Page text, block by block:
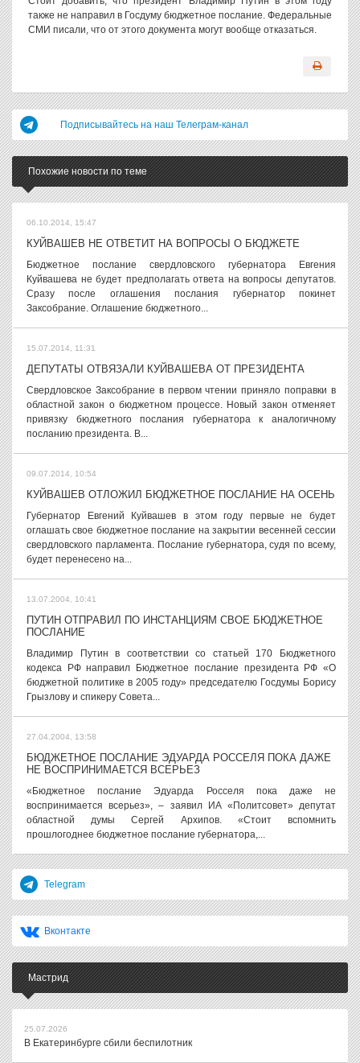
также не направил в Госдуму бюджетное послание. Федеральные
СМИ писали, что от этого документа могут вообще отказаться.
Подписывайтесь на наш Телеграм-канал
Похожие новости по теме
06.10.2014, 15:47
КУЙВАШЕВ НЕ ОТВЕТИТ НА ВОПРОСЫ О БЮДЖЕТЕ
Бюджетное послание свердловского губернатора Евгения
Куйвашева не будет предполагать ответа на вопросы депутатов.
Сразу после оглашения послания губернатор покинет
Заксобрание. Оглашение бюджетного...
15.07.2014, 11:31
ДЕПУТАТЫ ОТВЯЗАЛИ КУЙВАШЕВА ОТ ПРЕЗИДЕНТА
Свердловское Заксобрание в первом чтении приняло поправки в
областной закон о бюджетном процессе. Новый закон отменяет
привязку бюджетного послания губернатора к аналогичному
посланию президента. В...
09.07.2014, 10:54
КУЙВАШЕВ ОТЛОЖИЛ БЮДЖЕТНОЕ ПОСЛАНИЕ НА ОСЕНЬ
Губернатор Евгений Куйвашев в этом году первые не будет
оглашать свое бюджетное послание на закрытии весенней сессии
свердловского парламента. Послание губернатора, судя по всему,
будет перенесено на...
13.07.2004, 10:41
ПУТИН ОТПРАВИЛ ПО ИНСТАНЦИЯМ СВОЕ БЮДЖЕТНОЕ
ПОСЛАНИЕ
Владимир Путин в соответствии со статьей 170 Бюджетного
кодекса РФ направил Бюджетное послание президента РФ «О
бюджетной политике в 2005 году» председателю Госдумы Борису
Грызлову и спикеру Совета...
27.04.2004, 13:58
БЮДЖЕТНОЕ ПОСЛАНИЕ ЭДУАРДА РОССЕЛЯ ПОКА ДАЖЕ
НЕ ВОСПРИНИМАЕТСЯ ВСЕРЬЕЗ
«Бюджетное послание Эдуарда Росселя пока даже не
воспринимается всерьез», – заявил ИА «Политсовет» депутат
областной думы Сергей Архипов. «Стоит вспомнить
прошлогоднее бюджетное послание губернатора,...
Telegram
Вконтакте
Мастрид
25.07.2026
В Екатеринбурге сбили беспилотник